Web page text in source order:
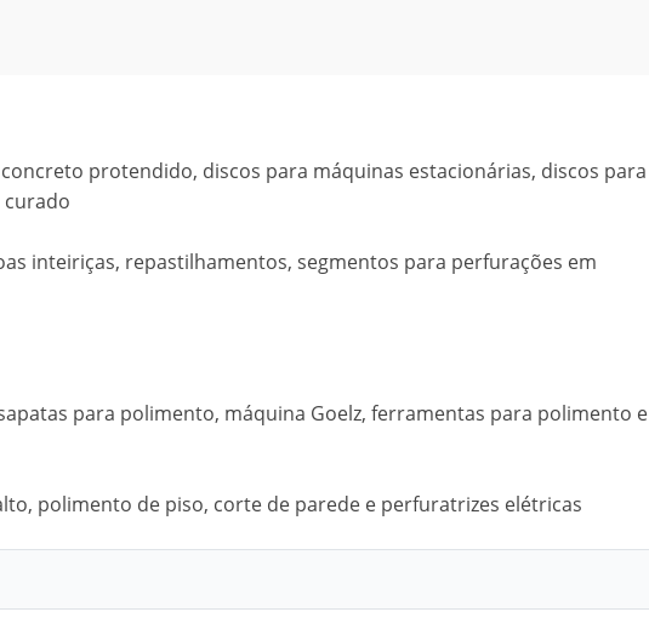
protendido, discos para máquinas estacionárias, discos para
inteiriças, repastilhamentos, segmentos para perfurações em
para polimento, máquina Goelz, ferramentas para polimento e
polimento de piso, corte de parede e perfuratrizes elétricas